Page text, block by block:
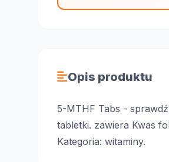
Opis produktu
5-MTHF Tabs -
tabletki. zawiera Kwas
Kategoria: witaminy.